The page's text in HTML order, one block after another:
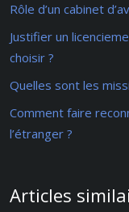
Rôle d’un cabinet
Justifier un
choisir ?
Quelles sont les
Comment faire
l’étranger ?
Articles